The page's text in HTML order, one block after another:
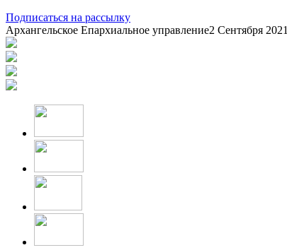
Подписаться на рассылку
Архангельское Епархиальное управление2 Сентября 2021